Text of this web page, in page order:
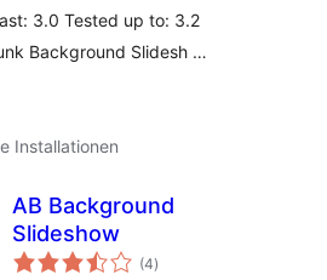
3.0 Tested up to: 3.2
Background Slidesh …
Installationen
AB Background
Slideshow
(4Bewertungen
insgesamt
)